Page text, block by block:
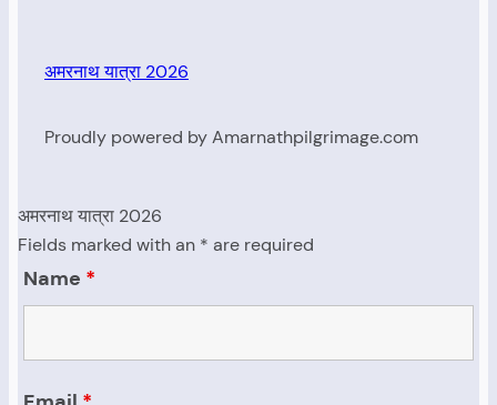
अमरनाथ यात्रा 2026
Proudly powered by Amarnathpilgrimage.com
अमरनाथ यात्रा 2026
Fields marked with an * are required
Name *